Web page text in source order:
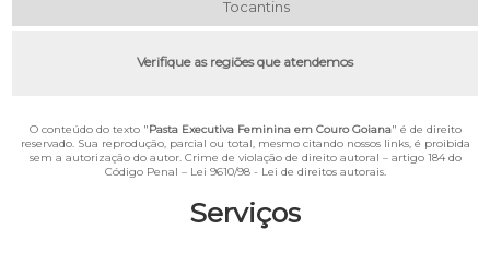
Serviços
Tocantins
Verifique as regiões que atendemos
O conteúdo do texto "Pasta Executiva Feminina em Couro Goiana" é de direito
reservado. Sua reprodução, parcial ou total, mesmo citando nossos links, é proibida
sem a autorização do autor. Crime de violação de direito autoral – artigo 184 do
Código Penal – Lei 9610/98 - Lei de direitos autorais.